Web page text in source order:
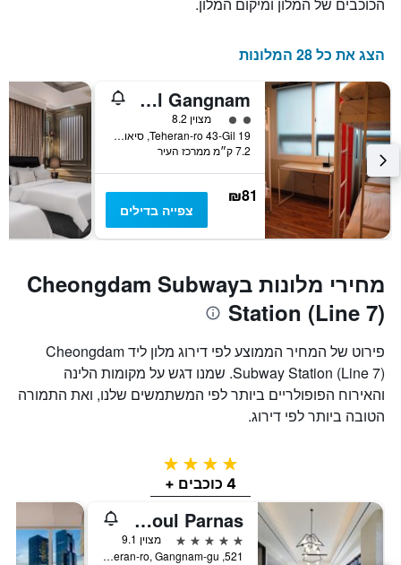
הכוכבים של המלון ומיקום המלון.
הצג את כל 28 המלונות
Yakorea Hostel Gangnam
2 דירוג מחלקת נוסעים
מצוין 8.2
19 Teheran-ro 43-Gil, סיאול, דרום קוריאה
7.2 ק״מ ממרכז העיר
₪81
צפייה בדילים
מחירי מלונות בCheongdam Subway
Station (Line 7)
פירוט של המחיר הממוצע לפי דירוג מלון ליד Cheongdam
Subway Station (Line 7). שמנו דגש על מקומות הלינה
והאירוח הפופולריים ביותר לפי המשתמשים שלנו, ואת התמורה
הטובה ביותר לפי דירוג.
4 כוכבים
4 כוכבים +
Grand Intercontinental Seoul Parnas
5 כוכבים
מצוין 9.1
521, Teheran-ro, Gangnam-gu, סיאול, דרום קוריאה